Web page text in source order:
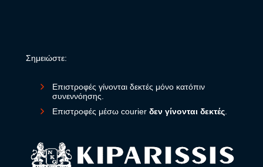
Σημειώστε:
Επιστροφές γίνονται δεκτές μόνο κατόπιν
συνεννόησης.
Επιστροφές μέσω courier δεν γίνονται δεκτές